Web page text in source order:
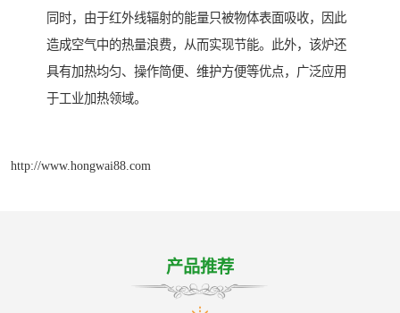
同时，由于红外线辐射的能量只被物体表面吸收，因此
造成空气中的热量浪费，从而实现节能。此外，该炉还
具有加热均匀、操作简便、维护方便等优点，广泛应用
于工业加热领域。
http://www.hongwai88.com
产品推荐